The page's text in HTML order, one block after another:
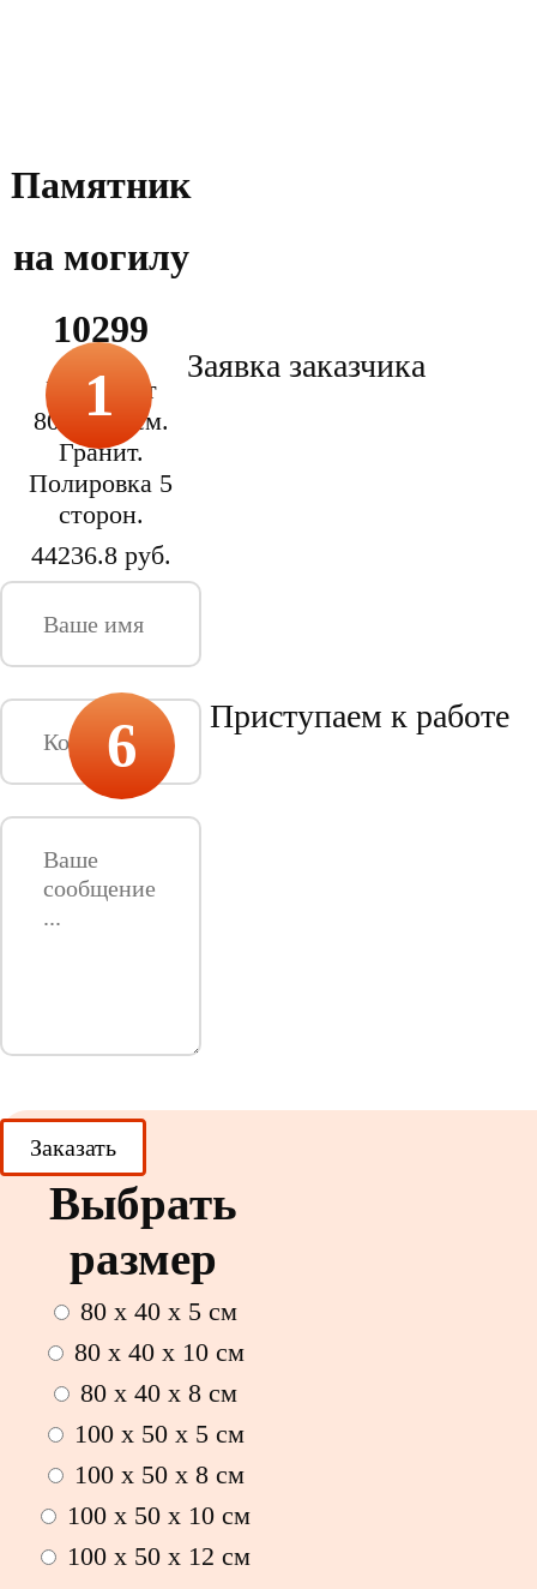
Памятник
на могилу
10299
Размер от
80х40х5 см.
Гранит.
Полировка 5
сторон.
44236.8 руб.
Выбрать
размер
80 x 40 x 5 см
80 x 40 x 10 см
80 x 40 x 8 см
100 x 50 x 5 см
100 х 50 х 8 см
100 x 50 x 10 см
100 x 50 x 12 см
1 Заявка заказчика
6 Приступаем к работе